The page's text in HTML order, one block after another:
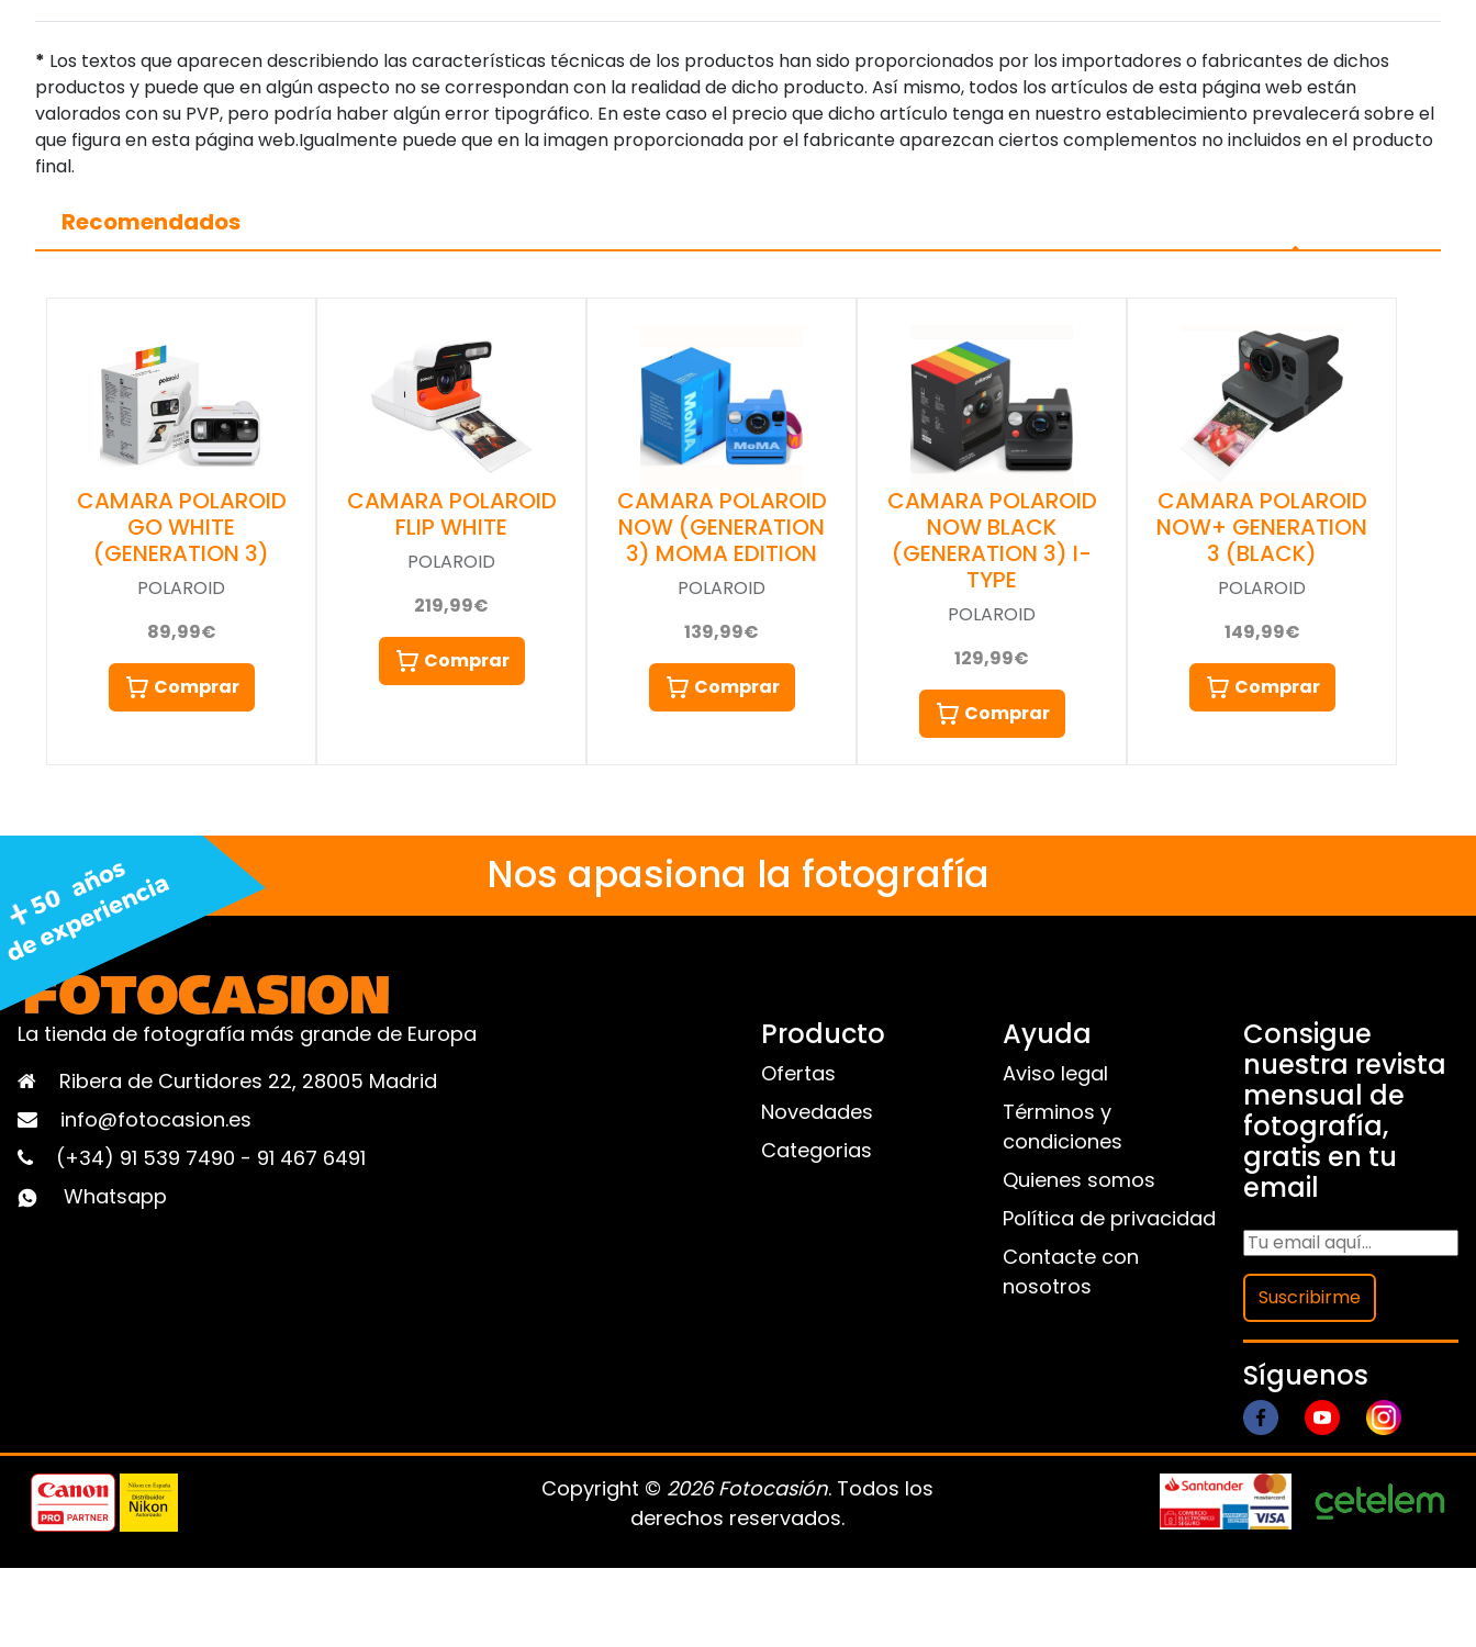
* Los textos que aparecen describiendo las características técnicas de los productos han sido proporcionados por los importadores o fabricantes de dichos
productos y puede que en algún aspecto no se correspondan con la realidad de dicho producto. Así mismo, todos los artículos de esta página web están
valorados con su PVP, pero podría haber algún error tipográfico. En este caso el precio que dicho artículo tenga en nuestro establecimiento prevalecerá sobre el
que figura en esta página web.Igualmente puede que en la imagen proporcionada por el fabricante aparezcan ciertos complementos no incluidos en el producto
final.
Recomendados
CAMARA POLAROID
GO WHITE
(GENERATION 3)
POLAROID
89,99€
Comprar
CAMARA POLAROID
FLIP WHITE
POLAROID
219,99€
Comprar
CAMARA POLAROID
NOW (GENERATION
3) MOMA EDITION
POLAROID
139,99€
Comprar
CAMARA POLAROID
NOW BLACK
(GENERATION 3) I-
TYPE
POLAROID
129,99€
Comprar
CAMARA POLAROID
NOW+ GENERATION
3 (BLACK)
POLAROID
149,99€
Comprar
Nos apasiona la fotografía
La tienda de fotografía más grande de Europa
Ribera de Curtidores 22, 28005 Madrid
info@fotocasion.es
(+34) 91 539 7490 - 91 467 6491
Whatsapp
Producto
Ofertas
Novedades
Categorias
Ayuda
Aviso legal
Términos y
condiciones
Quienes somos
Política de privacidad
Contacte con
nosotros
Consigue
nuestra revista
mensual de
fotografía,
gratis en tu
email
Suscribirme
Síguenos
Copyright © 2026 Fotocasión. Todos los
derechos reservados.